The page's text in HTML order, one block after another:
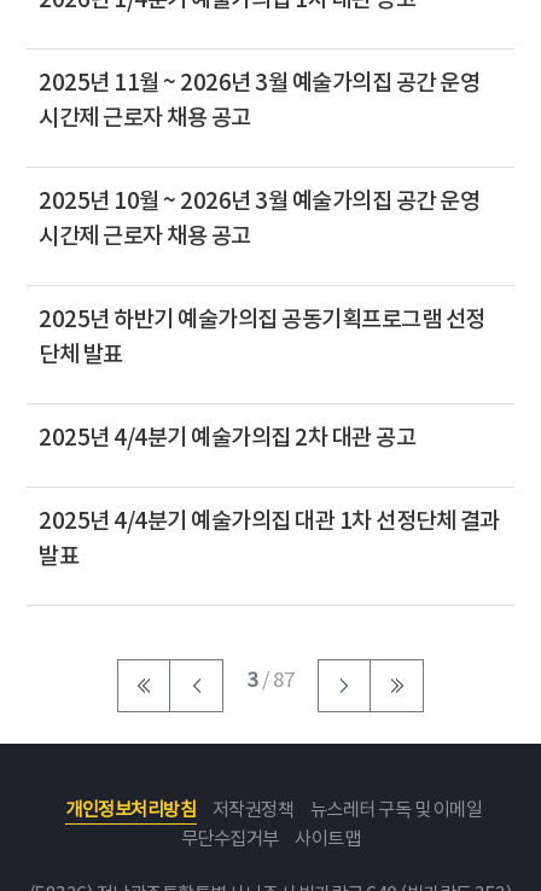
2025년 11월 ~ 2026년 3월 예술가의집 공간 운영
시간제 근로자 채용 공고
2025년 10월 ~ 2026년 3월 예술가의집 공간 운영
시간제 근로자 채용 공고
2025년 하반기 예술가의집 공동기획프로그램 선정
단체 발표
2025년 4/4분기 예술가의집 2차 대관 공고
2025년 4/4분기 예술가의집 대관 1차 선정단체 결과
발표
3/ 87
개인정보처리방침 저작권정책
뉴스레터 구독 및 이메일
무단수집거부
사이트맵